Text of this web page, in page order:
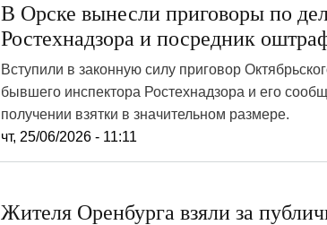
В Орске вынесли приговоры по
Ростехнадзора и посредник
Вступили в законную силу приговор
бывшего инспектора Ростехнадзора и его
получении взятки в значительном размере.
чт, 25/06/2026 - 11:11
️Жителя Оренбурга взяли за